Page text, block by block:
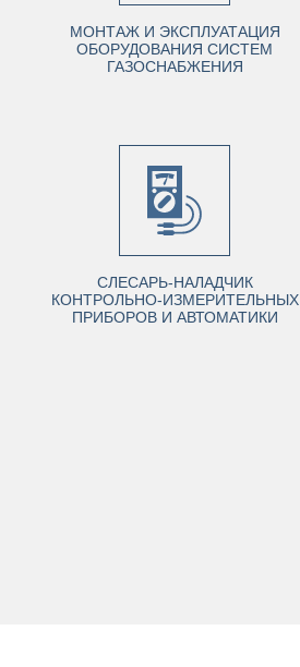
МОНТАЖ И ЭКСПЛУАТАЦИЯ
ОБОРУДОВАНИЯ СИСТЕМ
ГАЗОСНАБЖЕНИЯ
СЛЕСАРЬ-НАЛАДЧИК
КОНТРОЛЬНО-ИЗМЕРИТЕЛЬНЫХ
ПРИБОРОВ И АВТОМАТИКИ